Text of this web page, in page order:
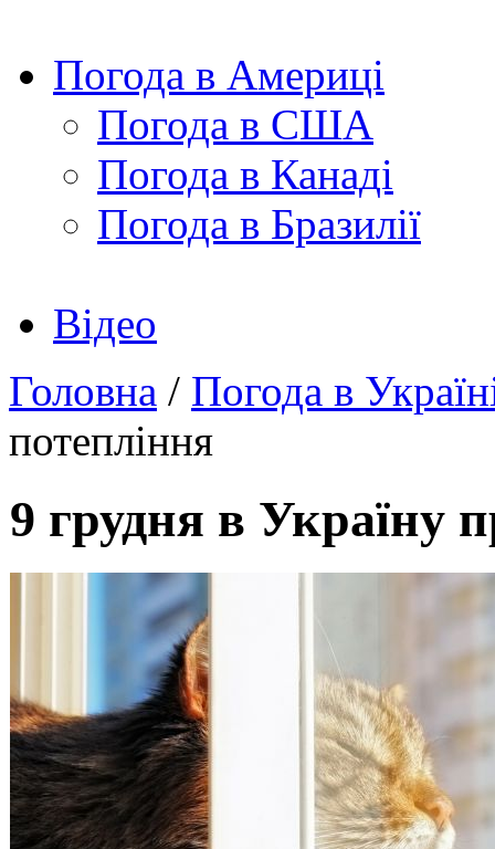
Погода в Америці
Погода в США
Погода в Канаді
Погода в Бразилії
Відео
Головна / Погода в
потепління
9 грудня в Україну